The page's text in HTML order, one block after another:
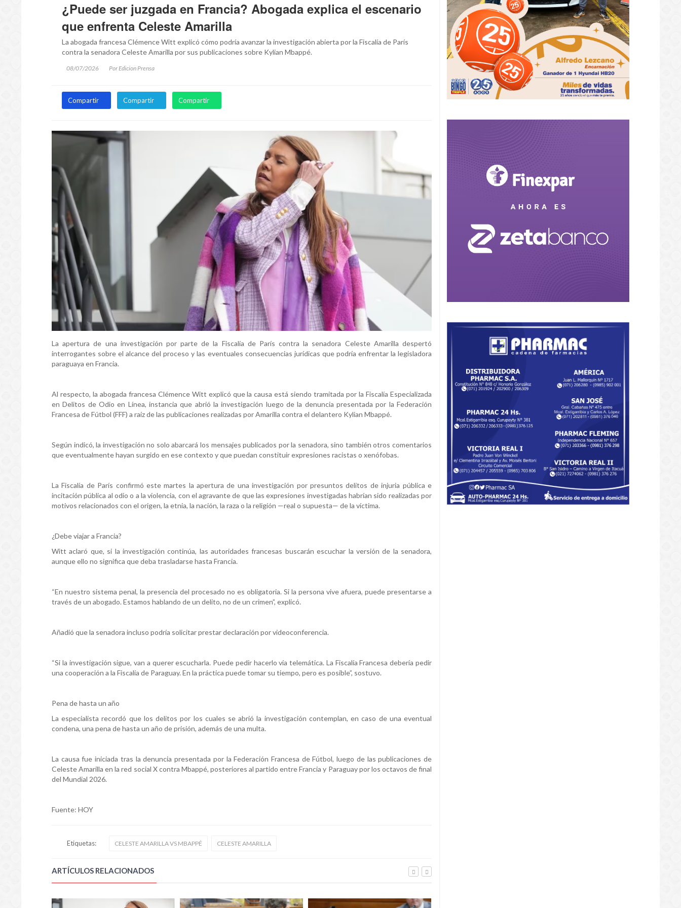
¿Puede ser juzgada en Francia? Abogada explica el escenario
que enfrenta Celeste Amarilla
La abogada francesa Clémence Witt explicó cómo podría avanzar la investigación abierta por la Fiscalía de París
contra la senadora Celeste Amarilla por sus publicaciones sobre Kylian Mbappé.
08/07/2026 Por Edicion Prensa
Compartir Compartir Compartir
La apertura de una investigación por parte de la Fiscalía de París contra la senadora Celeste Amarilla despertó
interrogantes sobre el alcance del proceso y las eventuales consecuencias jurídicas que podría enfrentar la legisladora
paraguaya en Francia.
Al respecto, la abogada francesa Clémence Witt explicó que la causa está siendo tramitada por la Fiscalía Especializada
en Delitos de Odio en Línea, instancia que abrió la investigación luego de la denuncia presentada por la Federación
Francesa de Fútbol (FFF) a raíz de las publicaciones realizadas por Amarilla contra el delantero Kylian Mbappé.
Según indicó, la investigación no solo abarcará los mensajes publicados por la senadora, sino también otros comentarios
que eventualmente hayan surgido en ese contexto y que puedan constituir expresiones racistas o xenófobas.
La Fiscalía de París confirmó este martes la apertura de una investigación por presuntos delitos de injuria pública e
incitación pública al odio o a la violencia, con el agravante de que las expresiones investigadas habrían sido realizadas por
motivos relacionados con el origen, la etnia, la nación, la raza o la religión —real o supuesta— de la víctima.
¿Debe viajar a Francia?
Witt aclaró que, si la investigación continúa, las autoridades francesas buscarán escuchar la versión de la senadora,
aunque ello no significa que deba trasladarse hasta Francia.
“En nuestro sistema penal, la presencia del procesado no es obligatoria. Si la persona vive afuera, puede presentarse a
través de un abogado. Estamos hablando de un delito, no de un crimen”, explicó.
Añadió que la senadora incluso podría solicitar prestar declaración por videoconferencia.
“Si la investigación sigue, van a querer escucharla. Puede pedir hacerlo vía telemática. La Fiscalía Francesa debería pedir
una cooperación a la Fiscalía de Paraguay. En la práctica puede tomar su tiempo, pero es posible”, sostuvo.
Pena de hasta un año
La especialista recordó que los delitos por los cuales se abrió la investigación contemplan, en caso de una eventual
condena, una pena de hasta un año de prisión, además de una multa.
La causa fue iniciada tras la denuncia presentada por la Federación Francesa de Fútbol, luego de las publicaciones de
Celeste Amarilla en la red social X contra Mbappé, posteriores al partido entre Francia y Paraguay por los octavos de final
del Mundial 2026.
Fuente: HOY
Etiquetas: CELESTE AMARILLA VS MBAPPÉ CELESTE AMARILLA
ARTÍCULOS RELACIONADOS